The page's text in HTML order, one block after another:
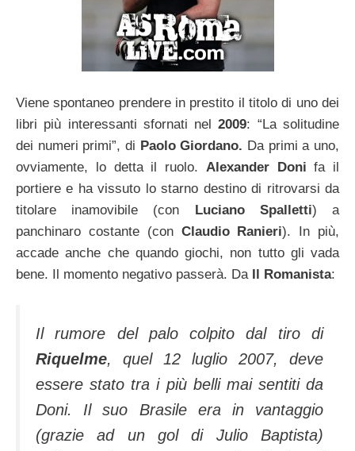
Viene spontaneo prendere in prestito il titolo di uno dei
libri più interessanti sfornati nel2009: “La solitudine
dei numeri primi”, di Paolo Giordano. Da primi a uno,
ovviamente, lo detta il ruolo. Alexander Doni fa il
portiere e ha vissuto lo starno destino di ritrovarsi da
titolare inamovibile (con Luciano Spalletti) a
panchinaro costante (con Claudio Ranieri). In più,
accade anche che quando giochi, non tutto gli vada
bene. Il momento negativo passerà. Da Il Romanista:
Il rumore del palo colpito dal tiro di
Riquelme, quel 12 luglio 2007, deve
essere stato tra i più belli mai sentiti da
Doni. Il suo Brasile era in vantaggio
(grazie ad un gol di Julio Baptista)